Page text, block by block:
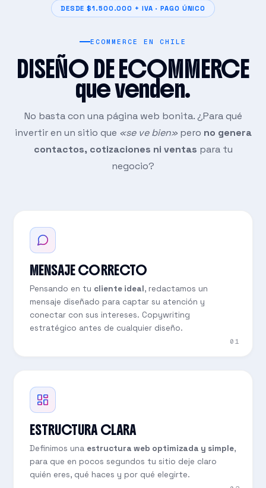
DESDE $1.500.000 + IVA · PAGO ÚNICO
ECOMMERCE EN CHILE
DISEÑO DE ECOMMERCE
que venden.
No basta con una página web bonita. ¿Para qué
invertir en un sitio que «se ve bien»pero no genera
contactos, cotizaciones ni ventas para tu
negocio?
MENSAJE CORRECTO
Pensando en tu cliente ideal, redactamos un
mensaje diseñado para captar su atención y
conectar con sus intereses. Copywriting
estratégico antes de cualquier diseño.
01
ESTRUCTURA CLARA
Definimos una estructura web optimizada y simple,
para que en pocos segundos tu sitio deje claro
quién eres, qué haces y por qué elegirte.